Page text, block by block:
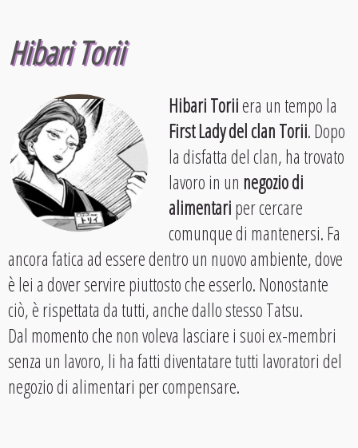
Hibari Torii
Hibari Toriiera un tempo la
First Lady del clan Torii. Dopo
la disfatta del clan, ha trovato
lavoro in un negozio di
alimentariper cercare
comunque di mantenersi. Fa
ancora fatica ad essere dentro un nuovo ambiente, dove
è lei a dover servire piuttosto che esserlo. Nonostante
ciò, è rispettata da tutti, anche dallo stesso Tatsu.
Dal momento che non voleva lasciare i suoi ex-membri
senza un lavoro, li ha fatti diventatare tutti lavoratori del
negozio di alimentari per compensare.